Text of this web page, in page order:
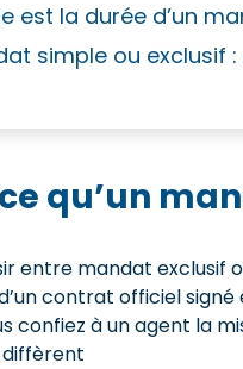
est la durée d’un
simple ou exclusif
qu’un
entre mandat exclusif
contrat officiel
confiez à un agent la